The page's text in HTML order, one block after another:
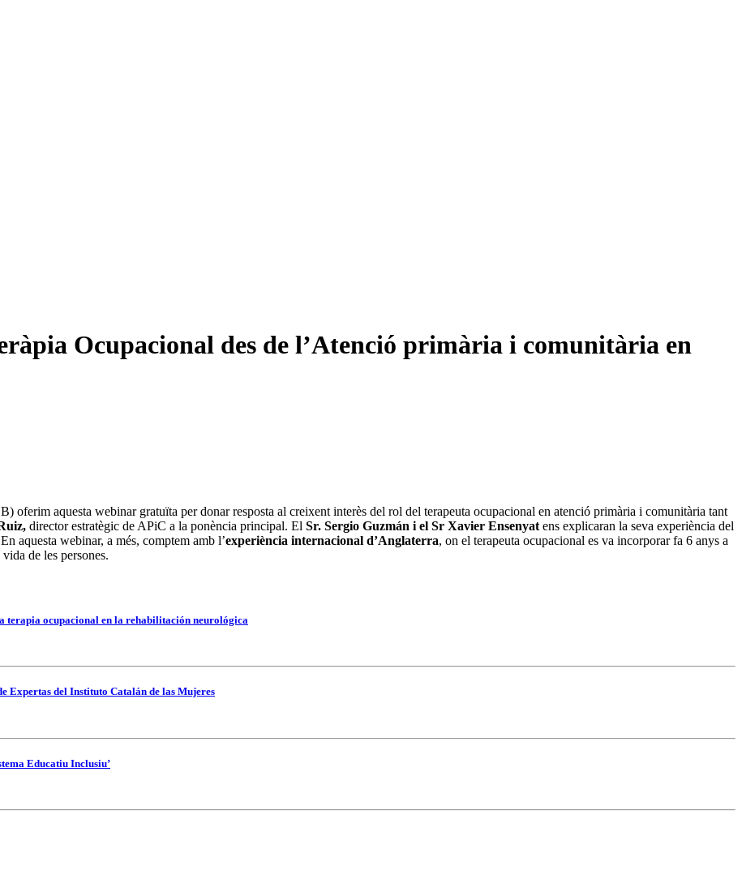
Ocupacional des de l’Atenció primària i comunitària en
oferim aquesta webinar gratuïta per donar resposta al creixent interès del rol del terapeuta ocupacional en atenció primària i comunitària tant
director estratègic de APiC a la ponència principal. El Sr. Sergio Guzmán i el Sr Xavier Ensenyat ens explicaran la seva experiència del
aquesta webinar, a més, comptem amb l’experiència internacional d’Anglaterra, on el terapeuta ocupacional es va incorporar fa 6 anys a
de les persones.
terapia ocupacional en la rehabilitación neurológica
Expertas del Instituto Catalán de las Mujeres
Educatiu Inclusiu’